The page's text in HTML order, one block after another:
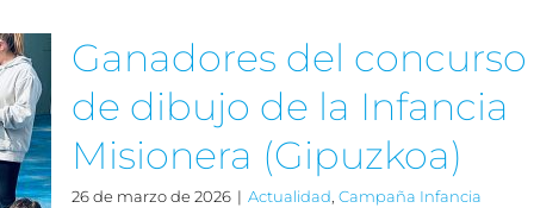
Ganadores del concurso
de dibujo de la Infancia
Misionera (Gipuzkoa)
26 de marzo de 2026 | Actualidad Campaña Infancia